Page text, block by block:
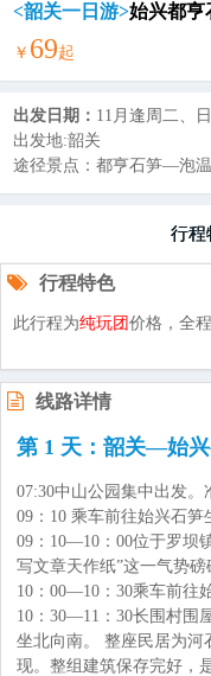
<韶关一日游>始兴都亨
￥ 69起
出发日期： 11月逢周二、
出发地:韶关
途径景点：都亨石笋—泡
行程
行程特色
此行程为纯玩团 价格，全
线路详情
第 1 天：韶关—始
07:30中山公园集中出发
09：10 乘车前往始兴石笋
09：10—10：00位于罗坝
写文章天作纸”这一气势
10：00—10：30乘车前往
10：30—11：30长围村围
坐北向南。 整座民居为河
现。整组建筑保存完好，